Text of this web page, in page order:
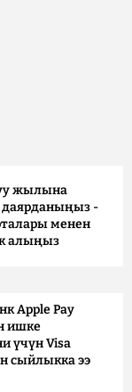
жылына
даярданыңыз -
менен
алыңыз
Apple Pay
ишке
үчүн Visa
сыйлыкка ээ